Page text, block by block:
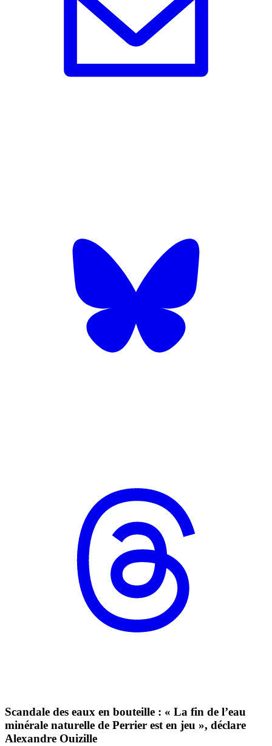
Scandale des eaux en bouteille : « La fin de l’eau
minérale naturelle de Perrier est en jeu », déclare
Alexandre Ouizille